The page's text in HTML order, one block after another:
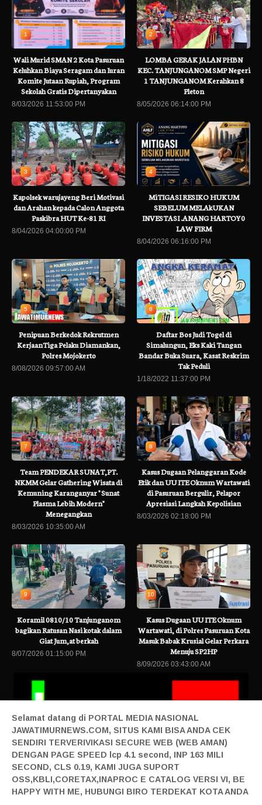
1
Wali Murid SMAN 2 Kota Pasuruan
Keluhkan Biaya Seragam dan Iuran
Komite Jutaan Rupiah, Program
Sekolah Gratis Dipertanyakan
8/03/2026 11:53:00 PM
2
LOMBA GERAK JALAN PHBN
KEC. TANJUNGANOM SMP Negeri
1 TANJUNGANOM Kerahkan 8
Pleton
8/05/2026 06:14:00 PM
3
Kapolsek warujayeng Beri Motivasi
dan Arahan kepada Calon Anggota
Paskibra HUT Ke-81 RI
8/04/2026 04:00:00 PM
4
MiTIGASI RESIKO HUKUM
SEBELUM MELAkUKAN
INVESTASI .ANANG HARTOY0
LAW FIRM
8/04/2026 06:16:00 PM
5
Penipuan Berkedok Rekrutmen
KerjaanTiga Pelaku Diamankan,
Polres Mojokerto
8/08/2026 09:57:00 AM
6
Daftar Bos Judi Togel di
Simalungun, Eks Kaki Tangan
Bandar Buka Suara, Kasat Reskrim
Tak Peduli
1/18/2022 11:37:00 PM
7
Team PENDEKAR SUNAT,PT.
NKMM Gelar Gathering Wisata di
Kemuning Karanganyar " Sunat
Plasma Lebih Modern"
Menegangkan
8/03/2026 10:35:00 AM
8
Kasus Dugaan Pelanggaran Kode
Etik dan UU ITE Oknum Wartawati
di Pasuruan Bergulir, Pelapor
Apresiasi Langkah Kepolisian
8/03/2026 02:18:00 PM
9
Koramil 0810/10 Tanjunganom
bagikan Ratusan Nasi kotak dalam
Giat Jum,at berkah
8/07/2026 01:15:00 PM
10
Kasus Dugaan UU ITE Oknum
Wartawati, di Polres Pasuruan Kota
Masuk Babak Krusial Gelar Perkara
Menuju SP2HP
8/09/2026 03:43:00 AM
BRI BO Sudirman Semanggi Hadiri Peresmian Pembukaan
Home| Login| Privacy| Pedoman Siber| Contact| Tentang|
Produk|
Adv| Mitra| Staff Redaksi| Redaksi| | Design By Sonata
Selamat datang di PORTAL MEDIA NASIONAL
JAWATIMURNEWS.COM, SITUS KAMI BISA ANDA CEK
SENDIRI TERVERIVIKASI SECURE WEB (WEB AMAN)
DENGAN PAGE SPEED lcp 4.1 second, INP 163 MILI
SECOND, CLS 0.19, KAMI JUGA SUPORT
OSS,KBLI,CORETAX,INAPROC E CATALOG VERSI VI, BE
HAPPY WITH ME, HUBUNGI BIRO TERDEKAT KOTA ANDA